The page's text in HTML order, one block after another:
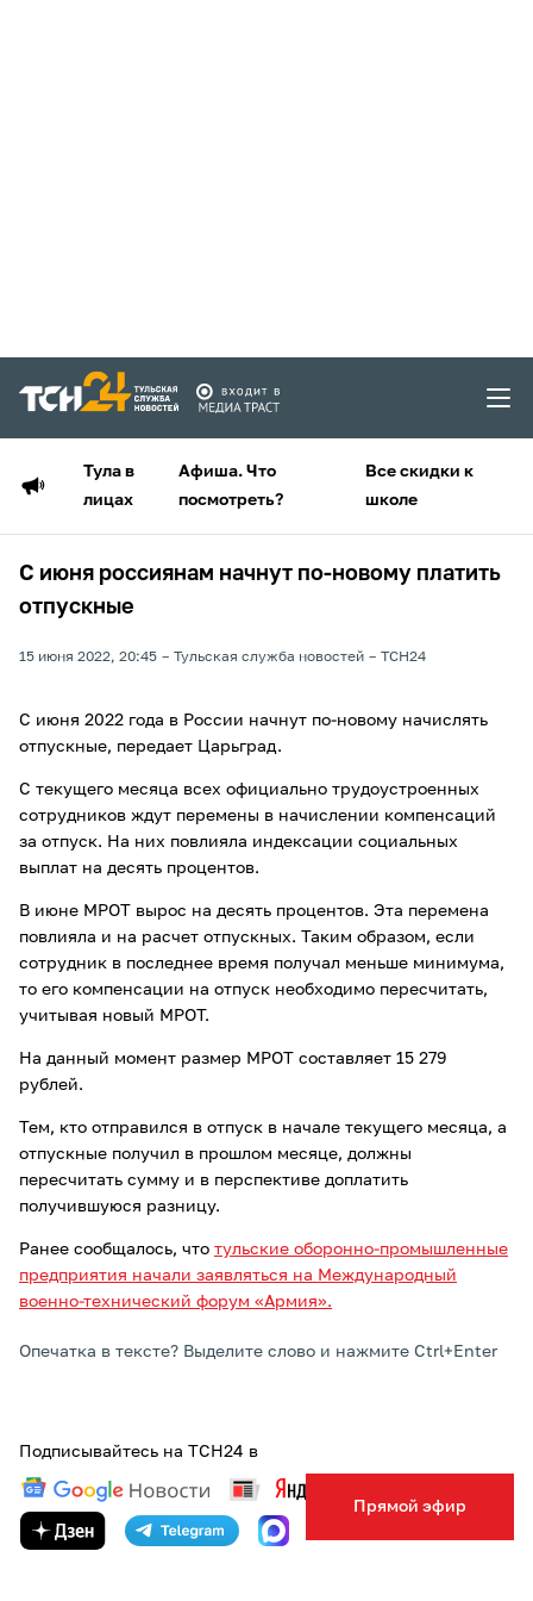
Тула в
лицах
Афиша. Что
посмотреть?
Все скидки к
школе
Прямой эфир
С июня россиянам начнут по-новому платить
отпускные
15 июня 2022, 20:45 Тульская служба новостей ТСН24
С июня 2022 года в России начнут по-новому начислять
отпускные, передает Царьград.
С текущего месяца всех официально трудоустроенных
сотрудников ждут перемены в начислении компенсаций
за отпуск. На них повлияла индексации социальных
выплат на десять процентов.
В июне МРОТ вырос на десять процентов. Эта перемена
повлияла и на расчет отпускных. Таким образом, если
сотрудник в последнее время получал меньше минимума,
то его компенсации на отпуск необходимо пересчитать,
учитывая новый МРОТ.
На данный момент размер МРОТ составляет 15 279
рублей.
Тем, кто отправился в отпуск в начале текущего месяца, а
отпускные получил в прошлом месяце, должны
пересчитать сумму и в перспективе доплатить
получившуюся разницу.
Ранее сообщалось, что тульские оборонно-промышленные
предприятия начали заявляться на Международный
военно-технический форум «Армия».
Опечатка в тексте? Выделите слово и нажмите Ctrl+Enter
Подписывайтесь на ТСН24 в